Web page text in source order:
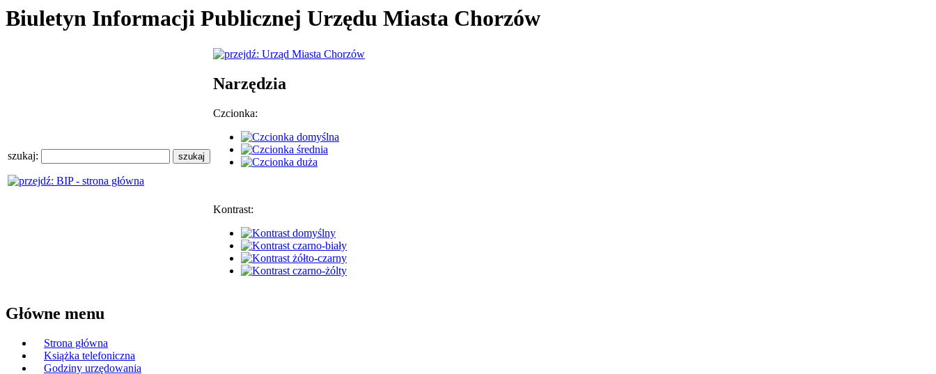
Biuletyn Informacji Publicznej Urzędu Miasta Chorzów
szukaj:
Narzędzia
Czcionka:
Kontrast:
Główne menu
Strona główna
Książka telefoniczna
Godziny urzędowania